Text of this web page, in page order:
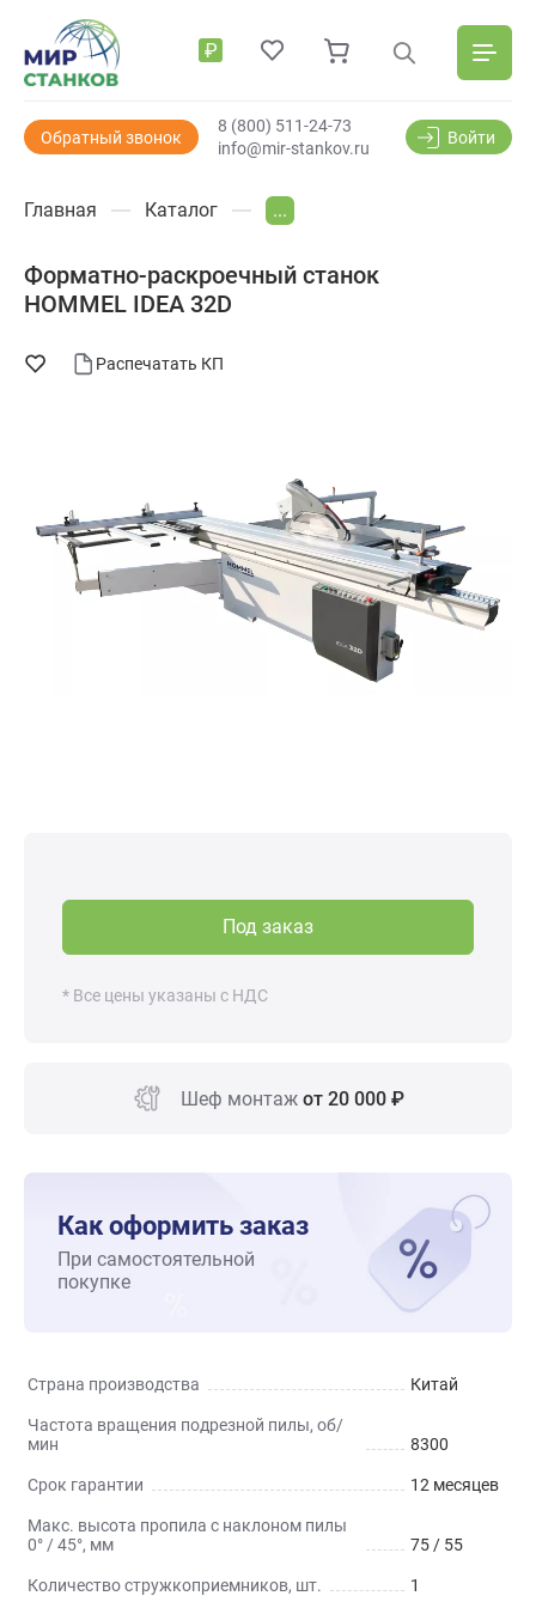
₽
Обратный звонок
info@mir-stankov.ru
8 (800) 511-24-73
Войти
Главная Каталог ...
Форматно-раскроечный станок
HOMMEL IDEA 32D
Распечатать КП
Под заказ
* Все цены указаны с НДС
Шеф монтаж от 20 000 ₽
Как оформить заказ
При самостоятельной
покупке
Страна производства Китай
Частота вращения подрезной пилы, об/
мин
8300
Срок гарантии 12 месяцев
Макс. высота пропила с наклоном пилы
0° / 45°, мм
75 / 55
Количество стружкоприемников, шт. 1